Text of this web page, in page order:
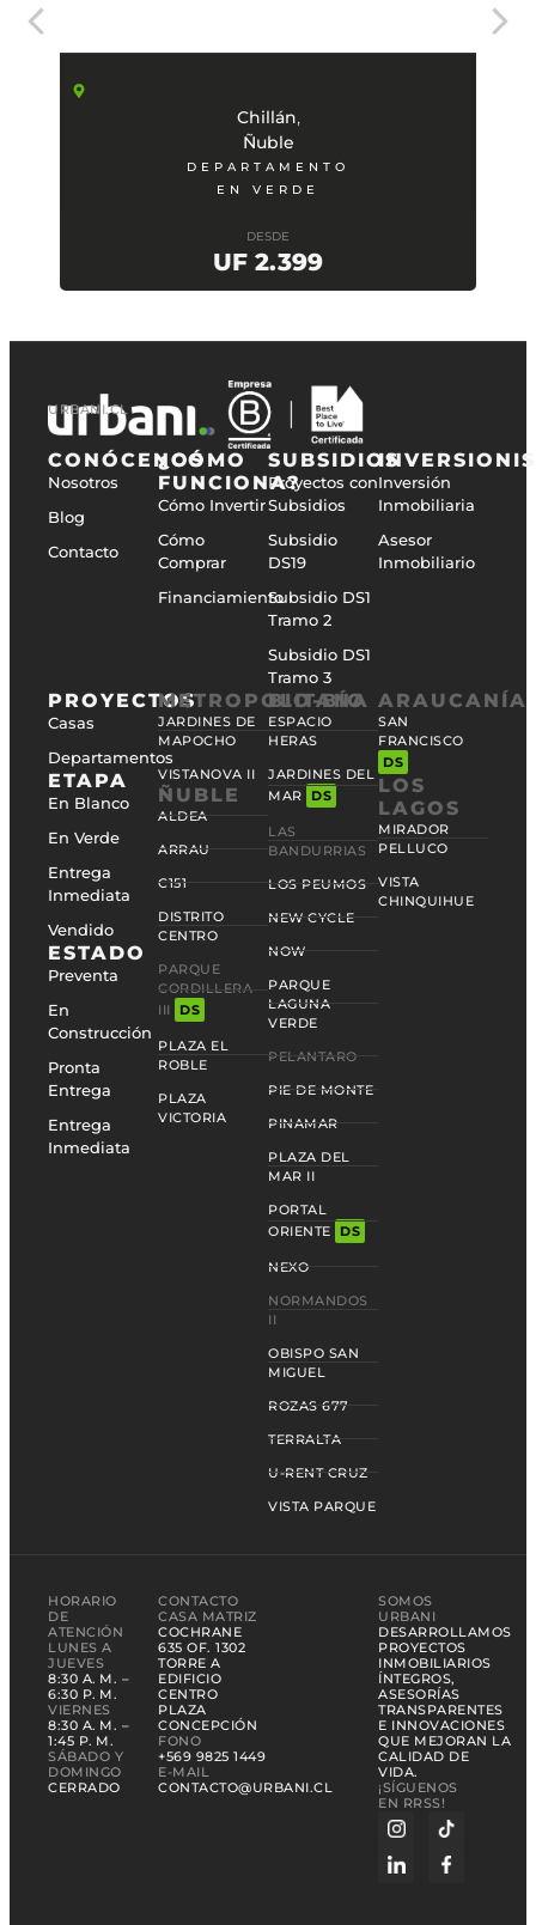
Chillán,
Ñuble
DEPARTAMENTO
EN VERDE
DESDE
UF 2.399
URBANI.CL
CONÓCENOS
Nosotros
Blog
Contacto
¿CÓMO
FUNCIONA?
Cómo Invertir
Cómo
Comprar
Financiamiento
SUBSIDIOS
Proyectos con
Subsidios
Subsidio
DS19
Subsidio DS1
Tramo 2
Subsidio DS1
Tramo 3
Inversión
Inmobiliaria
Asesor
Inmobiliario
PROYECTOS
Casas
Departamentos
ETAPA
En Blanco
En Verde
Entrega
Inmediata
Vendido
ESTADO
Preventa
En
Construcción
Pronta
Entrega
Entrega
Inmediata
METROPOLITANA
JARDINES DE
MAPOCHO
VISTANOVA II
ÑUBLE
ALDEA
ARRAU
C151
DISTRITO
CENTRO
PARQUE
CORDILLERA
III
DS
PLAZA EL
ROBLE
PLAZA
VICTORIA
BIO-BÍO
ESPACIO
HERAS
JARDINES DEL
MAR
DS
LAS
BANDURRIAS
LOS PEUMOS
NEW CYCLE
NOW
PARQUE
LAGUNA
VERDE
PELANTARO
PIE DE MONTE
PINAMAR
PLAZA DEL
MAR II
PORTAL
ORIENTE
DS
NEXO
NORMANDOS
II
OBISPO SAN
MIGUEL
ROZAS 677
TERRALTA
U-RENT CRUZ
VISTA PARQUE
ARAUCANÍA
SAN
FRANCISCO
DS
LOS
LAGOS
MIRADOR
PELLUCO
VISTA
CHINQUIHUE
HORARIO
DE
ATENCIÓN
LUNES A
JUEVES
8:30 A. M. –
6:30 P. M.
VIERNES
8:30 A. M. –
1:45 P. M.
SÁBADO Y
DOMINGO
CERRADO
CONTACTO
CASA MATRIZ
COCHRANE
635 OF. 1302
TORRE A
EDIFICIO
CENTRO
PLAZA
CONCEPCIÓN
FONO
+569 9825 1449
E-MAIL
CONTACTO@URBANI.CL
SOMOS
URBANI
DESARROLLAMOS
PROYECTOS
INMOBILIARIOS
ÍNTEGROS,
ASESORÍAS
TRANSPARENTES
E INNOVACIONES
QUE MEJORAN LA
CALIDAD DE
VIDA.
¡SÍGUENOS
EN RRSS!